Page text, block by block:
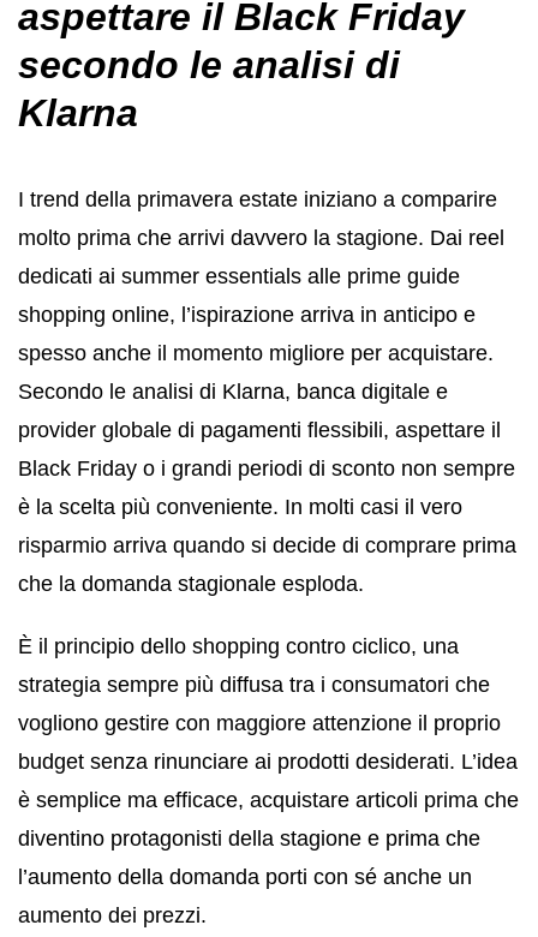
aspettare il Black Friday
secondo le analisi di
Klarna
I trend della primavera estate iniziano a comparire
molto prima che arrivi davvero la stagione. Dai reel
dedicati ai summer essentials alle prime guide
shopping online, l’ispirazione arriva in anticipo e
spesso anche il momento migliore per acquistare.
Secondo le analisi di Klarna, banca digitale e
provider globale di pagamenti flessibili, aspettare il
Black Friday o i grandi periodi di sconto non sempre
è la scelta più conveniente. In molti casi il vero
risparmio arriva quando si decide di comprare prima
che la domanda stagionale esploda.
È il principio dello shopping contro ciclico, una
strategia sempre più diffusa tra i consumatori che
vogliono gestire con maggiore attenzione il proprio
budget senza rinunciare ai prodotti desiderati. L’idea
è semplice ma efficace, acquistare articoli prima che
diventino protagonisti della stagione e prima che
l’aumento della domanda porti con sé anche un
aumento dei prezzi.